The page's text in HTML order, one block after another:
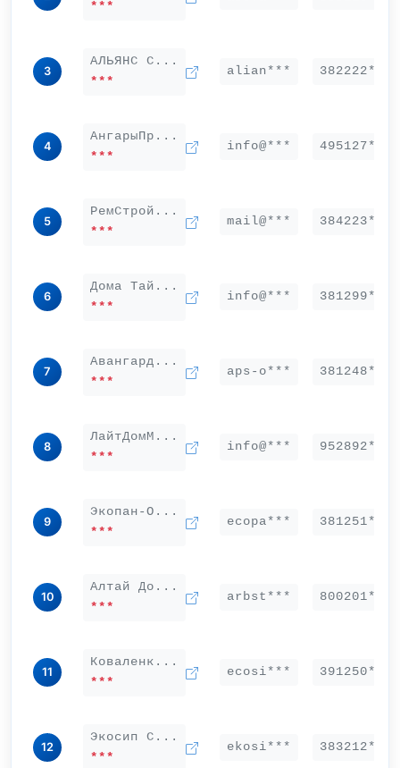
***
3
АЛЬЯНС С...
***
alian*** 382222***
4
АнгарыПр...
***
info@*** 495127***
5
РемСтрой...
***
mail@*** 384223***
6
Дома Тай...
***
info@*** 381299***
7
Авангард...
***
aps-o*** 381248***
8
ЛайтДомМ...
***
info@*** 952892***
9
Экопан-О...
***
ecopa*** 381251***
10
Алтай До...
***
arbst*** 800201***
11
Коваленк...
***
ecosi*** 391250***
12
Экосип С...
***
ekosi*** 383212***